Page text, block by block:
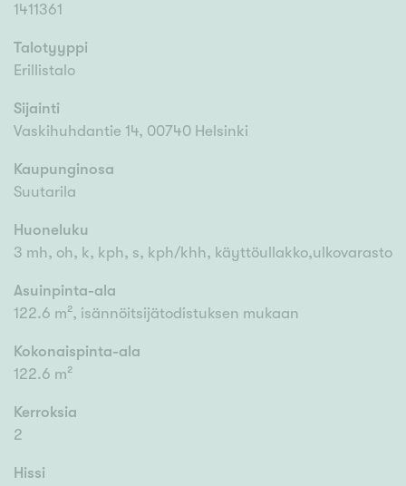
1411361
Talotyyppi
Erillistalo
Sijainti
Vaskihuhdantie 14, 00740 Helsinki
Kaupunginosa
Suutarila
Huoneluku
3 mh, oh, k, kph, s, kph/khh, käyttöullakko,ulkovarasto
Asuinpinta-ala
122.6 m², isännöitsijätodistuksen mukaan
Kokonaispinta-ala
122.6 m²
Kerroksia
2
Hissi